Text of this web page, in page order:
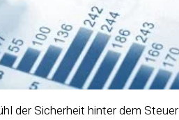
der Sicherheit hinter dem Steuer